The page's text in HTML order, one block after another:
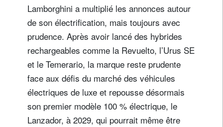
Lamborghini a multiplié les annonces autour
de son électrification, mais toujours avec
prudence. Après avoir lancé des hybrides
rechargeables comme la Revuelto, l’Urus SE
et le Temerario, la marque reste prudente
face aux défis du marché des véhicules
électriques de luxe et repousse désormais
son premier modèle 100 % électrique, le
Lanzador, à 2029, qui pourrait même être
Pays de résidence
Je ne suis pas résident ou citoyen des Etats-Unis
Vos informations seront utilisées conformément à
notre
politique de confidentialité
s'inscrire